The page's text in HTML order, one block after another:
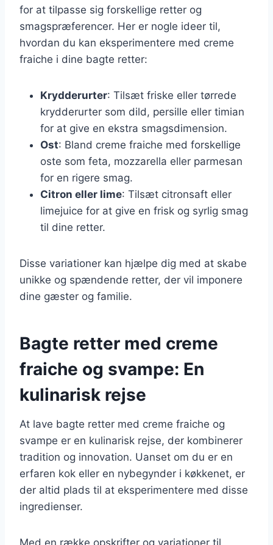
for at tilpasse sig forskellige retter og
smagspræferencer. Her er nogle ideer til,
hvordan du kan eksperimentere med creme
fraiche i dine bagte retter:
Krydderurter: Tilsæt friske eller tørrede
krydderurter som dild, persille eller timian
for at give en ekstra smagsdimension.
Ost: Bland creme fraiche med forskellige
oste som feta, mozzarella eller parmesan
for en rigere smag.
Citron eller lime: Tilsæt citronsaft eller
limejuice for at give en frisk og syrlig smag
til dine retter.
Disse variationer kan hjælpe dig med at skabe
unikke og spændende retter, der vil imponere
dine gæster og familie.
Bagte retter med creme
fraiche og svampe: En
kulinarisk rejse
At lave bagte retter med creme fraiche og
svampe er en kulinarisk rejse, der kombinerer
tradition og innovation. Uanset om du er en
erfaren kok eller en nybegynder i køkkenet, er
der altid plads til at eksperimentere med disse
ingredienser.
Med en række opskrifter og variationer til